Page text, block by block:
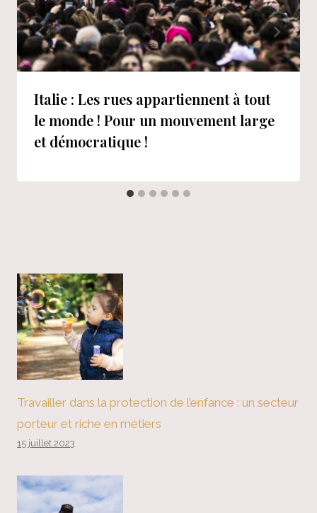
Italie : Les rues appartiennent à tout
le monde ! Pour un mouvement large
et démocratique !
Travailler dans la protection de l’enfance : un secteur
porteur et riche en métiers
15 juillet 2023